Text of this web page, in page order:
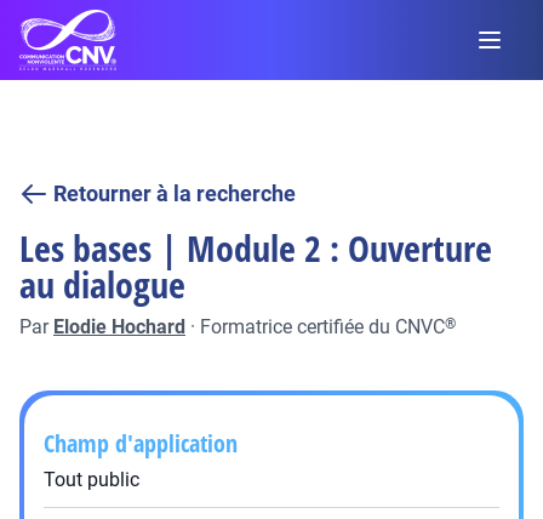
Retourner à la recherche
Les bases | Module 2 : Ouverture
au dialogue
Par Elodie Hochard · Formatrice certifiée du CNVC®
Champ d'application
Tout public